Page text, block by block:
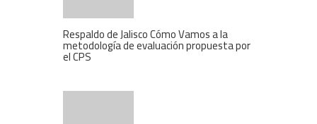
Respaldo de Jalisco Cómo Vamos a la
metodología de evaluación propuesta por
el CPS